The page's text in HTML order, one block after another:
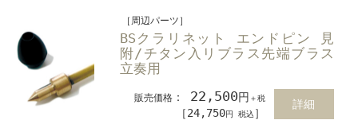
［周辺パーツ］
BSクラリネット エンドピン 見
附/チタン入リブラス先端ブラス
立奏用
販売価格 ： 22,500円 ＋税
［24,750円 税込 ］
詳細